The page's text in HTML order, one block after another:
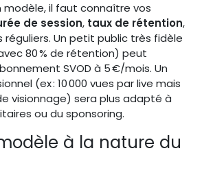
modèle, il faut connaître vos
de session, taux de rétention,
réguliers. Un petit public très fidèle
80 % de rétention) peut
SVOD à 5 €/mois. Un
(ex : 10 000 vues par live mais
visionnage) sera plus adapté à
ou du sponsoring.
à la nature du